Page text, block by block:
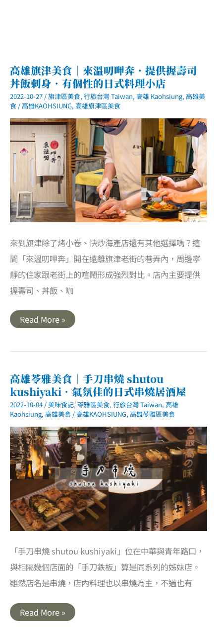
高雄旗津美食｜來溫叨呷奔．提供握壽司
丼飯刺身．有個性的日式料理小店
2022-10-27 /旗津區美食, 行旅台灣 Taiwan, 高雄 Kaohsiung, 高雄美
食 /高雄KAOHSIUNG, 高雄旗津區美食
來到旗津除了烤小卷、快炒海產店還有其他選擇嗎？這
間「來溫叨呷奔」開在遠離旗津老街的巷弄內，周邊寧
靜的住家跟老街上的喧鬧形成強烈對比。店內主要提供
握壽司、丼飯、咖
高
雄
美
來
溫
叨
呷
奔．
提
握
壽
司
丼
飯
刺
身．
個
性
的
日
式
料
小
店
Read More »
高雄苓雅美食｜手刀串燒 shutou
kushiyaki．氣氛佳的日式串燒居酒屋
2022-10-04 /美味食記, 苓雅區美食, 行旅台灣 Taiwan, 高雄
Kaohsiung, 高雄美食 /高雄KAOHSIUNG, 高雄苓雅區美食
「手刀串燒 shutou kushiyaki」位在中華與青年路口，
與相隔幾個店面的「手刀鉄板」算是同系列的姊妹店。
雖然店名是串燒，店內料理也以串燒為主，不過也有
高
雄
Read More »